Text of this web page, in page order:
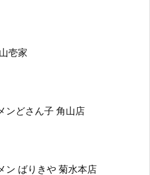
壱家
ンどさん子 角山店
ン ばりきや 菊水本店